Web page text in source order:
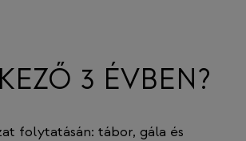
3 ÉVBEN?
folytatásán: tábor, gála és